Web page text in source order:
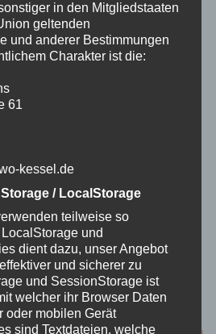
des genutzten
und damit der Setzung
widersprechen. Ferner können
jederzeit über einen
Softwareprogramme
in allen gängigen
Deaktiviert die betroffene
Cookies in dem genutzten
Umständen nicht alle
vollumfänglich
Daten und
in den Mitgliedstaaten
geltenden
und anderer Bestimmungen
Charakter ist die:
61
kessel.de
/ LocalStorage
teilweise so
und
dient dazu, unser Angebot
und sicherer zu
und SessionStorage ist
welcher ihr Browser Daten
oder mobilen Gerät
sind Textdateien, welche